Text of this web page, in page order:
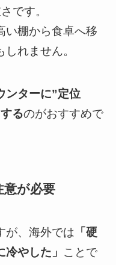
です。
い棚から食卓へ移
しれません。
ンターに”定位
るのがおすすめで
が必要
が、海外では 「硬
やした」 ことで